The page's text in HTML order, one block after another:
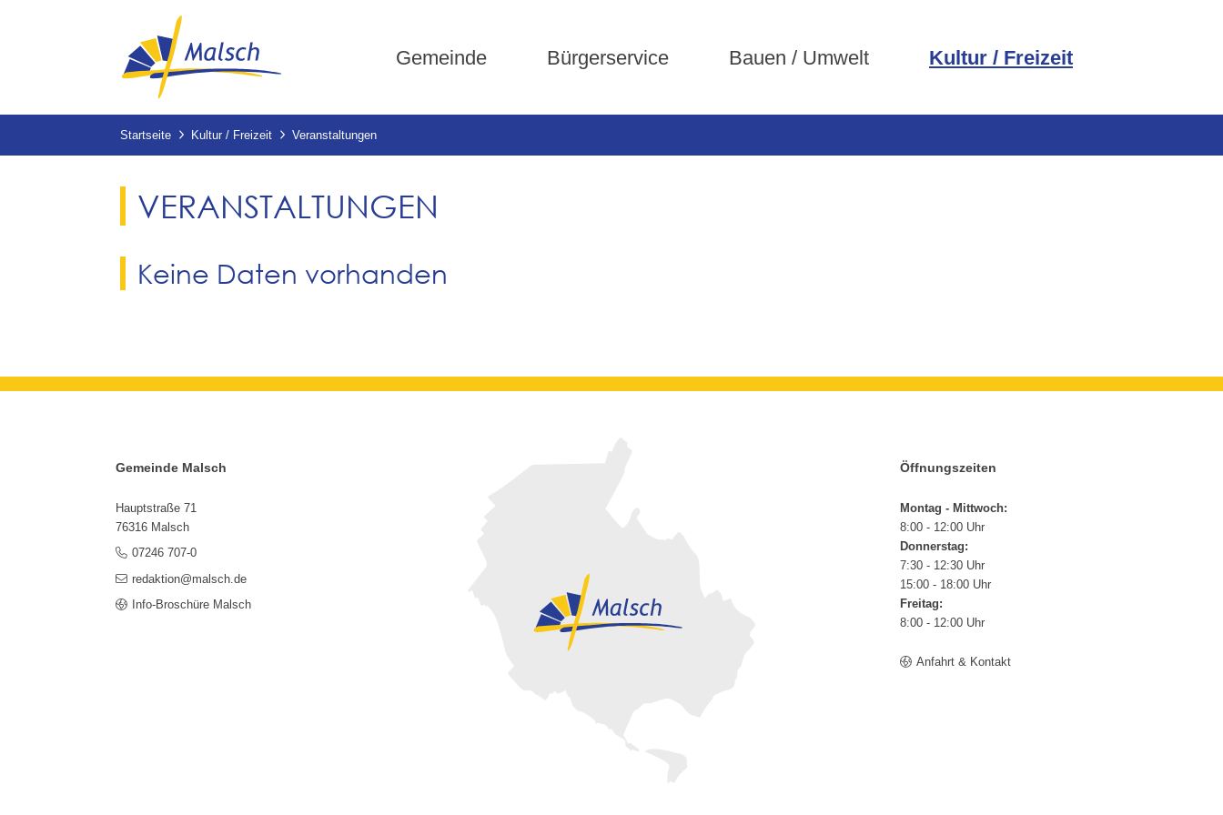
Gemeinde Bürgerservice Bauen / Umwelt Kultur / Freizeit
Startseite Kultur / Freizeit Veranstaltungen
VERANSTALTUNGEN
Keine Daten vorhanden
Gemeinde Malsch
Hauptstraße 71
76316 Malsch
07246 707-0
redaktion@malsch.de
Info-Broschüre Malsch
Öffnungszeiten
Montag - Mittwoch:
8:00 - 12:00 Uhr
Donnerstag:
7:30 - 12:30 Uhr
15:00 - 18:00 Uhr
Freitag:
8:00 - 12:00 Uhr
Anfahrt & Kontakt